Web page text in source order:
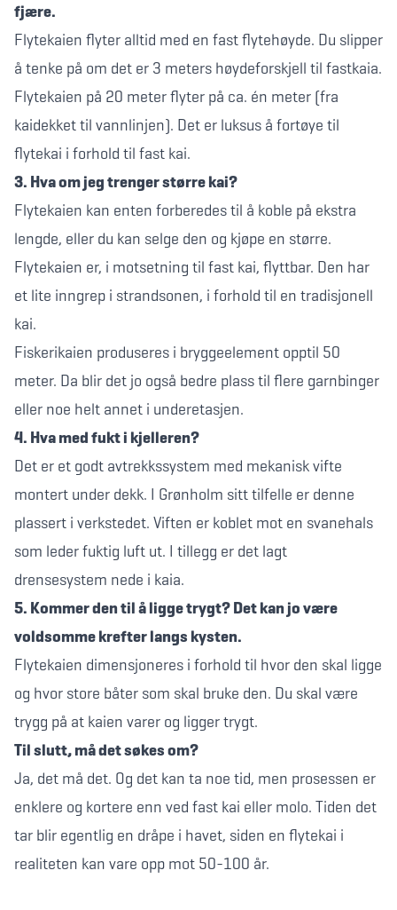
fjære.
Flytekaien flyter alltid med en fast flytehøyde. Du slipper
å tenke på om det er 3 meters høydeforskjell til fastkaia.
Flytekaien på 20 meter flyter på ca. én meter (fra
kaidekket til vannlinjen). Det er luksus å fortøye til
flytekai i forhold til fast kai.
3. Hva om jeg trenger større kai?
Flytekaien kan enten forberedes til å koble på ekstra
lengde, eller du kan selge den og kjøpe en større.
Flytekaien er, i motsetning til fast kai, flyttbar. Den har
et lite inngrep i strandsonen, i forhold til en tradisjonell
kai.
Fiskerikaien produseres i bryggeelement opptil 50
meter. Da blir det jo også bedre plass til flere garnbinger
eller noe helt annet i underetasjen.
4. Hva med fukt i kjelleren?
Det er et godt avtrekkssystem med mekanisk vifte
montert under dekk. I Grønholm sitt tilfelle er denne
plassert i verkstedet. Viften er koblet mot en svanehals
som leder fuktig luft ut. I tillegg er det lagt
drensesystem nede i kaia.
5. Kommer den til å ligge trygt? Det kan jo være
voldsomme krefter langs kysten.
Flytekaien dimensjoneres i forhold til hvor den skal ligge
og hvor store båter som skal bruke den. Du skal være
trygg på at kaien varer og ligger trygt.
Til slutt, må det søkes om?
Ja, det må det. Og det kan ta noe tid, men prosessen er
enklere og kortere enn ved fast kai eller molo. Tiden det
tar blir egentlig en dråpe i havet, siden en flytekai i
realiteten kan vare opp mot 50-100 år.